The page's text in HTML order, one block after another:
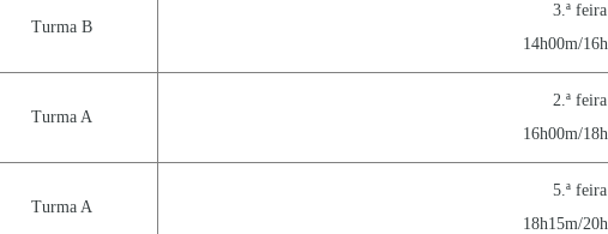
Turma B
3.ª feira
14h00m/
Turma A
2.ª feira
16h00m/
Turma A
5.ª feira
18h15m/